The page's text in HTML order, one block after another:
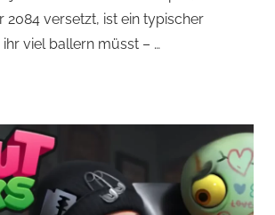
2084 versetzt, ist ein typischer
viel ballern müsst – …